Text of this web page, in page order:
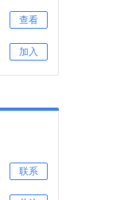
查看
加入
联系